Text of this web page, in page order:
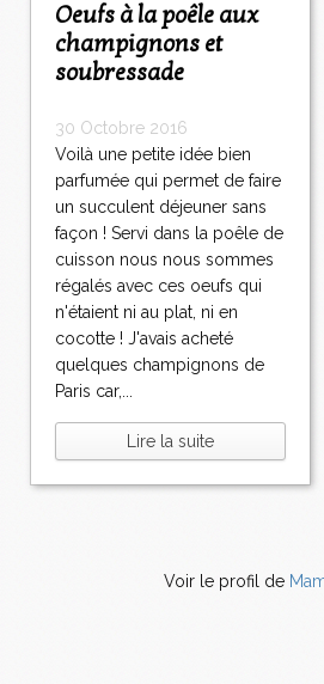
Oeufs à la poêle aux
champignons et
soubressade
30 Octobre 2016
Voilà une petite idée bien
parfumée qui permet de faire
un succulent déjeuner sans
façon ! Servi dans la poêle de
cuisson nous nous sommes
régalés avec ces oeufs qui
n'étaient ni au plat, ni en
cocotte ! J'avais acheté
quelques champignons de
Paris car,...
Lire la suite
Voir le profil de